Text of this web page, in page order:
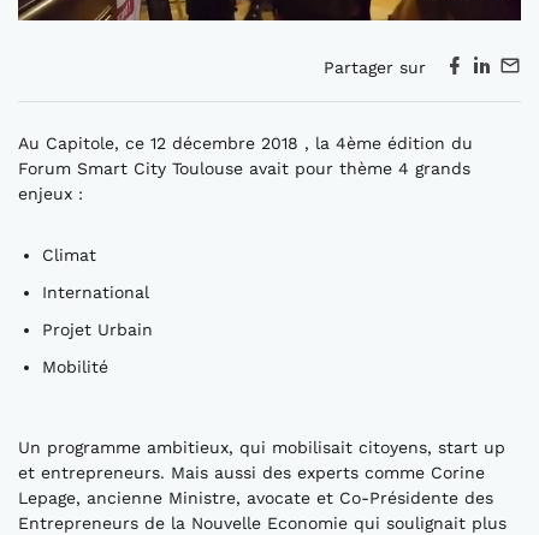
Partager sur
Au Capitole, ce 12 décembre 2018 , la 4ème édition du
Forum Smart City Toulouse avait pour thème 4 grands
enjeux :
Climat
International
Projet Urbain
Mobilité
Un programme ambitieux, qui mobilisait citoyens, start up
et entrepreneurs. Mais aussi des experts comme Corine
Lepage, ancienne Ministre, avocate et Co-Présidente des
Entrepreneurs de la Nouvelle Economie qui soulignait plus